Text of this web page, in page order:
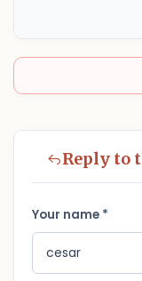
Reply to
Your name *